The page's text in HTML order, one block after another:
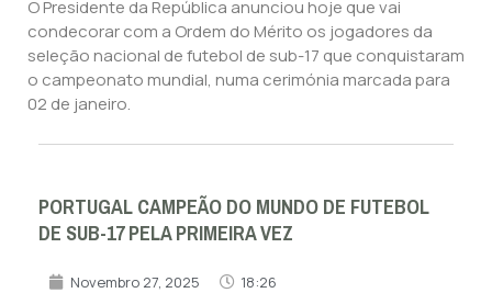
O Presidente da República anunciou hoje que vai
condecorar com a Ordem do Mérito os jogadores da
seleção nacional de futebol de sub-17 que conquistaram
o campeonato mundial, numa cerimónia marcada para
02 de janeiro.
PORTUGAL CAMPEÃO DO MUNDO DE FUTEBOL
DE SUB-17 PELA PRIMEIRA VEZ
Novembro 27, 2025 18:26